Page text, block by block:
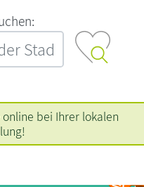
online bei Ihrer lokalen